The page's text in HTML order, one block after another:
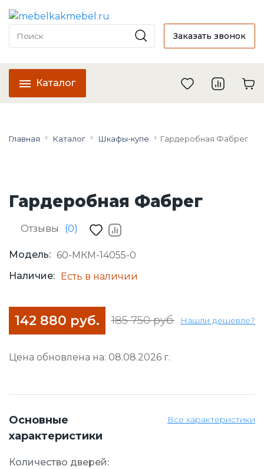
Заказать звонок
Каталог
Главная Каталог Шкафы-купе Гардеробная Фабрег
Гардеробная Фабрег
Отзывы (0)
Модель: 60-МКМ-14055-0
Наличие:
Есть в наличии
142 880 руб. 185 750 руб. Нашли дешевле?
Цена обновлена на: 08.08.2026 г.
Основные
характеристики
Все характеристики
Количество дверей: